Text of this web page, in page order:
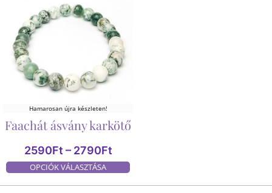
Hamarosan újra készleten!
Faachát ásvány karkötő
2590Ft – 2790Ft
OPCIÓK VÁLASZTÁSA